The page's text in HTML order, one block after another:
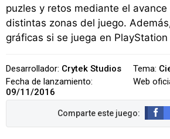
puzles y retos mediante el
distintas zonas del juego.
gráficas si se juega en PlayStation
Desarrollador: Crytek Studios
Fecha de lanzamiento:
09/11/2016
Tema:
Web